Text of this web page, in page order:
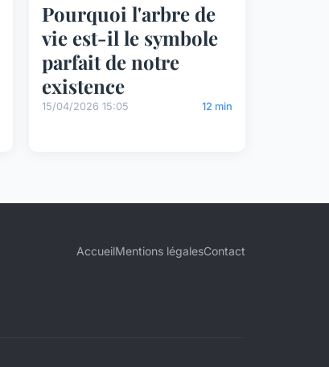
Pourquoi l'arbre de
vie est-il le symbole
parfait de notre
existence
15/04/2026 15:05 12 min
AccueilMentions légalesContact